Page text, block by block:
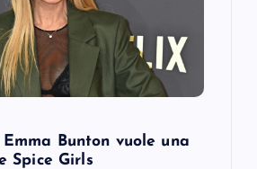
Bunton vuole una
Spice Girls